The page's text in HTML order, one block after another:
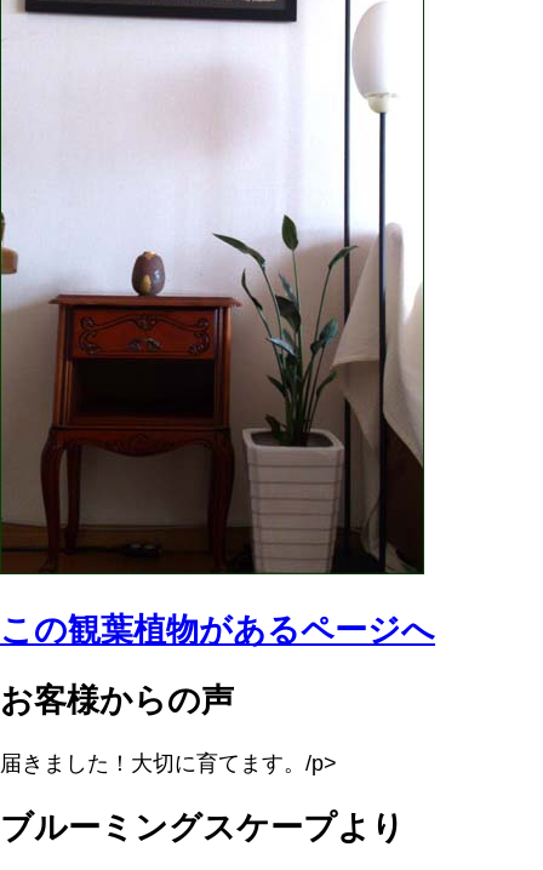
この観葉植物があるページへ
お客様からの声
届きました！大切に育てます。/p>
ブルーミングスケープより